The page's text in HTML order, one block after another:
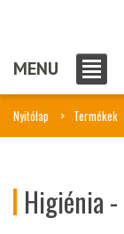
MENU
Nyitólap Termékek
Higiénia